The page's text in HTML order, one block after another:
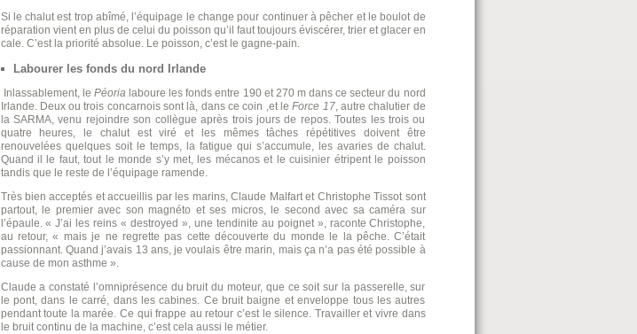
Si le chalut est trop abîmé, l’équipage le change pour continuer à pêcher et le boulot de
réparation vient en plus de celui du poisson qu’il faut toujours éviscérer, trier et glacer en
cale. C’est la priorité absolue. Le poisson, c’est le gagne-pain.
Labourer les fonds du nord Irlande
Inlassablement, le Péoria laboure les fonds entre 190 et 270 m dans ce secteur du nord
Irlande. Deux ou trois concarnois sont là, dans ce coin ,et leForce 17, autre chalutier de
la SARMA, venu rejoindre son collègue après trois jours de repos. Toutes les trois ou
quatre heures, le chalut est viré et les mêmes tâches répétitives doivent être
renouvelées quelques soit le temps, la fatigue qui s’accumule, les avaries de chalut.
Quand il le faut, tout le monde s’y met, les mécanos et le cuisinier étripent le poisson
tandis que le reste de l’équipage ramende.
Très bien acceptés et accueillis par les marins, Claude Malfart et Christophe Tissot sont
partout, le premier avec son magnéto et ses micros, le second avec sa caméra sur
l’épaule. « J’ai les reins « destroyed », une tendinite au poignet », raconte Christophe,
au retour, « mais je ne regrette pas cette découverte du monde le la pêche. C’était
passionnant. Quand j’avais 13 ans, je voulais être marin, mais ça n’a pas été possible à
cause de mon asthme ».
Claude a constaté l’omniprésence du bruit du moteur, que ce soit sur la passerelle, sur
le pont, dans le carré, dans les cabines. Ce bruit baigne et enveloppe tous les autres
pendant toute la marée. Ce qui frappe au retour c’est le silence. Travailler et vivre dans
le bruit continu de la machine, c’est cela aussi le métier.